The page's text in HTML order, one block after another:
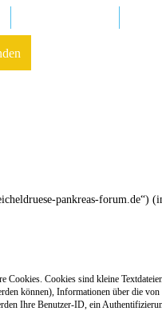
pankreas-
Cookies sind kleine
können), Informationen über die
Ihre Benutzer-ID, ein